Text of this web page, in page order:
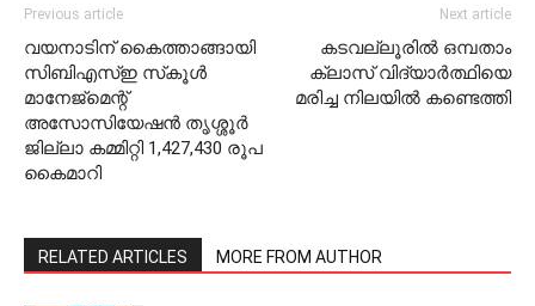
Previous article
വയനാടിന് കൈത്താങ്ങായി
സിബിഎസ്ഇ സ്‌കൂള്‍
മാനേജ്‌മെന്റ്
അസോസിയേഷന്‍ തൃശ്ശൂര്‍
ജില്ലാ കമ്മിറ്റി 1,427,430 രൂപ
കൈമാറി
Next article
കടവല്ലൂരില്‍ ഒമ്പതാം
ക്ലാസ് വിദ്യാര്‍ത്ഥിയെ
മരിച്ച നിലയില്‍ കണ്ടെത്തി
RELATED ARTICLES MORE FROM AUTHOR